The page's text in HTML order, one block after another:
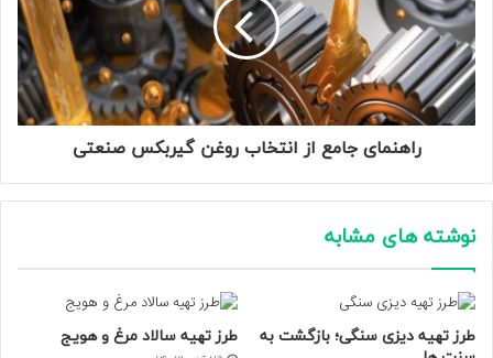
راهنمای جامع از انتخاب روغن گیربکس صنعتی
نوشته های مشابه
طرز تهیه دیزی سنگی؛ بازگشت به
طرز تهیه سالاد مرغ و هویج